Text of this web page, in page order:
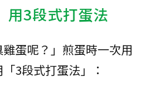
3段式打蛋法
蛋呢？」煎蛋時一次用
3段式打蛋法」：